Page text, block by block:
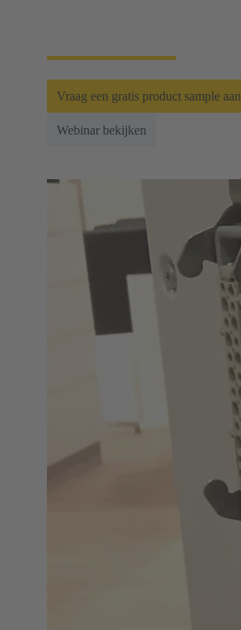
Vraag een gratis product sample aan
Webinar bekijken